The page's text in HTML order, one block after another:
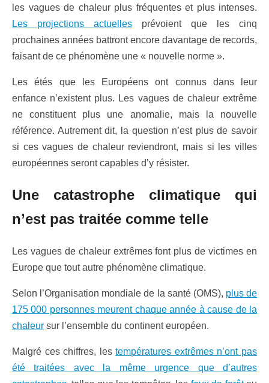
les vagues de chaleur plus fréquentes et plus intenses.
Les projections actuelles prévoient que les cinq
prochaines années battront encore davantage de records,
faisant de ce phénomène une « nouvelle norme ».
Les étés que les Européens ont connus dans leur
enfance n’existent plus. Les vagues de chaleur extrême
ne constituent plus une anomalie, mais la nouvelle
référence. Autrement dit, la question n’est plus de savoir
si ces vagues de chaleur reviendront, mais si les villes
européennes seront capables d’y résister.
Une catastrophe climatique qui
n’est pas traitée comme telle
Les vagues de chaleur extrêmes font plus de victimes en
Europe que tout autre phénomène climatique.
Selon l’Organisation mondiale de la santé (OMS), plus de
175 000 personnes meurent chaque année à cause de la
chaleur sur l’ensemble du continent européen.
Malgré ces chiffres, lestempératures extrêmes n’ont pas
été traitées avec la même urgence que d’autres